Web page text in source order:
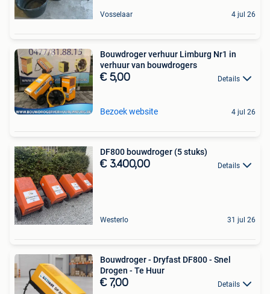
Vosselaar 4 jul 26
Bouwdroger verhuur Limburg Nr1 in
verhuur van bouwdrogers
€ 5,00 Details
Bezoek website 4 jul 26
DF800 bouwdroger (5 stuks)
€ 3.400,00 Details
Westerlo 31 jul 26
Bouwdroger - Dryfast DF800 - Snel
Drogen - Te Huur
€ 7,00 Details